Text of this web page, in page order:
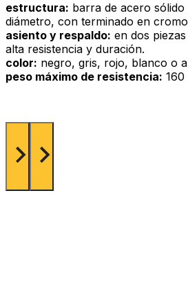
estructura: barra de acero sólido
diámetro, con terminado en
asiento y respaldo: en dos
alta resistencia y duración.
color: negro, gris, rojo, blanco o
peso máximo de resistencia: 160